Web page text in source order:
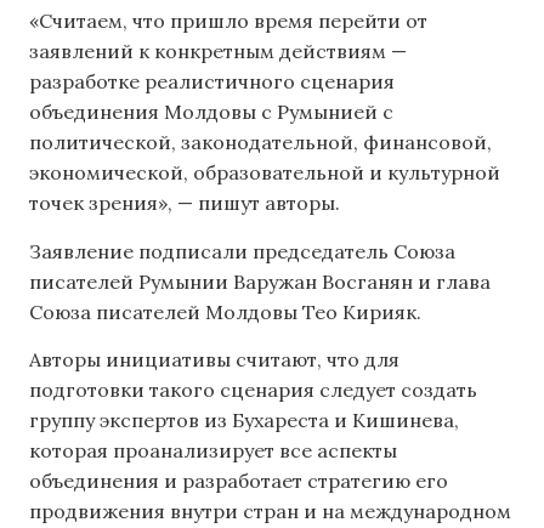
«Считаем, что пришло время перейти от
заявлений к конкретным действиям —
разработке реалистичного сценария
объединения Молдовы с Румынией с
политической, законодательной, финансовой,
экономической, образовательной и культурной
точек зрения», — пишут авторы.
Заявление подписали председатель Союза
писателей Румынии Варужан Восганян и глава
Союза писателей Молдовы Тео Кирияк.
Авторы инициативы считают, что для
подготовки такого сценария следует создать
группу экспертов из Бухареста и Кишинева,
которая проанализирует все аспекты
объединения и разработает стратегию его
продвижения внутри стран и на международном